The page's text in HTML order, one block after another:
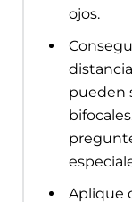
ojos.
pueden
Aplique